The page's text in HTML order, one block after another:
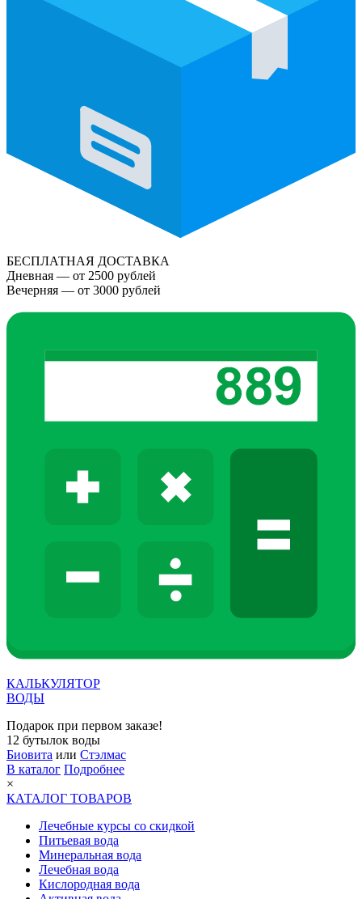
БЕСПЛАТНАЯ ДОСТАВКА
Дневная — от 2500 рублей
Вечерняя — от 3000 рублей
КАЛЬКУЛЯТОР
ВОДЫ
Подарок при первом заказе!
12 бутылок воды
Биовита или Стэлмас
В каталог Подробнее
×
КАТАЛОГ ТОВАРОВ
Лечебные курсы со скидкой
Питьевая вода
Минеральная вода
Лечебная вода
Кислородная вода